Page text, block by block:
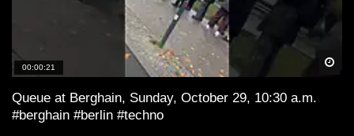
00:00:21
Queue at Berghain, Sunday, October 29, 10:30 a.m.
#berghain #berlin #techno